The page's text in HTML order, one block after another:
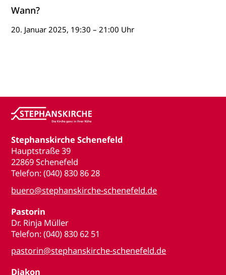
Wann?
20. Januar 2025, 19:30 – 21:00 Uhr
Stephanskirche Schenefeld
Hauptstraße 39
22869 Schenefeld
Telefon: (040) 830 86 28
buero@stephanskirche-schenefeld.de
Pastorin
Dr. Rinja Müller
Telefon: (040) 830 62 51
pastorin@stephanskirche-schenefeld.de
Diakon